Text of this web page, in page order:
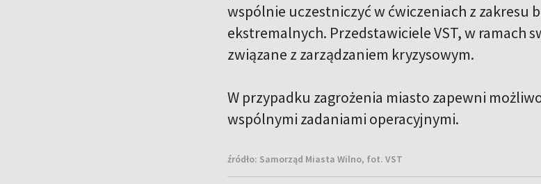
wspólnie uczestniczyć w ćwiczeniach z zakresu
ekstremalnych. Przedstawiciele VST, w ramach
związane z zarządzaniem kryzysowym.
W przypadku zagrożenia miasto zapewni
wspólnymi zadaniami operacyjnymi.
źródło: Samorząd Miasta Wilno, fot. VST